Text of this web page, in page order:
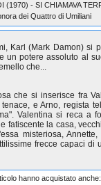
(1970) - SI CHIAMAVA
dei Quattro di Umiliani
Karl (Mark Damon) si
un potere assoluto al
che...
che si inserisce fra
e Arno, regista
Valentina si reca a
fatiscente la casa,
misteriosa,
frecce capaci di
hanno acquistato anche: